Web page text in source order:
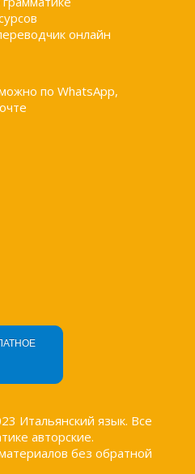
онлайн
по WhatsApp,
Итальянский язык. Все
авторские.
без обратной